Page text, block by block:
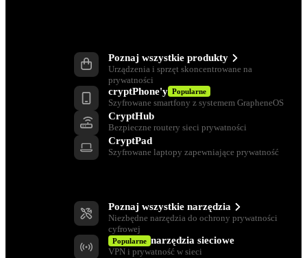
Poznaj wszystkie produkty
Urządzenia i sprzęt skoncentrowane na
prywatności
cryptPhone'y Popularne
Szyfrowane smartfony z systemem GrapheneOS
CryptHub
Bezpieczne routery sieci prywatności
CryptPad
Szyfrowane laptopy zapewniające prywatność
Poznaj wszystkie narzędzia
Niezbędne narzędzia do ochrony prywatności
cyfrowej
Popularne narzędzia sieciowe
VPN i prywatność w sieci